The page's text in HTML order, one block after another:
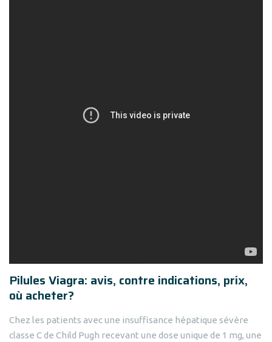
Pilules Viagra: avis, contre indications, prix,
où acheter?
Chez les patients avec une insuffisance hépatique sévère
classe C de Child Pugh recevant une dose unique de 1 mg, une